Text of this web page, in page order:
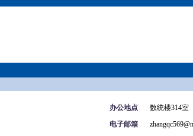
办公地点
数统楼314室
电子邮箱